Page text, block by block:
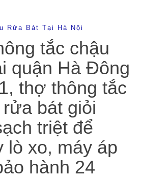
Rửa Bát Tại Hà Nội
tắc chậu
quận Hà Đông
thợ thông tắc
bát giỏi
triệt để
lò xo, máy áp
hành 24